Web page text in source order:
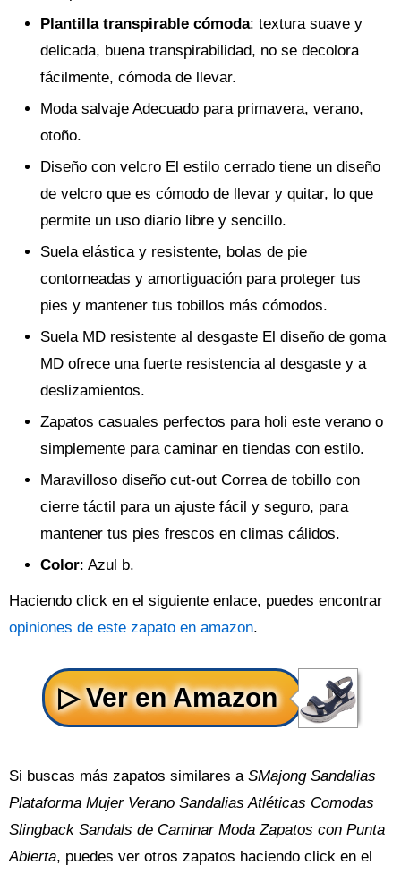
Plantilla transpirable cómoda: textura suave y
delicada, buena transpirabilidad, no se decolora
fácilmente, cómoda de llevar.
Moda salvaje Adecuado para primavera, verano,
otoño.
Diseño con velcro El estilo cerrado tiene un diseño
de velcro que es cómodo de llevar y quitar, lo que
permite un uso diario libre y sencillo.
Suela elástica y resistente, bolas de pie
contorneadas y amortiguación para proteger tus
pies y mantener tus tobillos más cómodos.
Suela MD resistente al desgaste El diseño de goma
MD ofrece una fuerte resistencia al desgaste y a
deslizamientos.
Zapatos casuales perfectos para holi este verano o
simplemente para caminar en tiendas con estilo.
Maravilloso diseño cut-out Correa de tobillo con
cierre táctil para un ajuste fácil y seguro, para
mantener tus pies frescos en climas cálidos.
Color: Azul b.
Haciendo click en el siguiente enlace, puedes encontrar
opiniones de este zapato en amazon.
Si buscas más zapatos similares a SMajong Sandalias
Plataforma Mujer Verano Sandalias Atléticas Comodas
Slingback Sandals de Caminar Moda Zapatos con Punta
Abierta, puedes ver otros zapatos haciendo click en el